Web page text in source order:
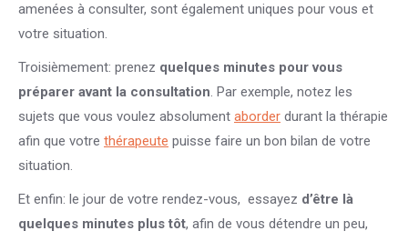
amenées à consulter, sont également uniques pour vous et
votre situation.
Troisièmement: prenez quelques minutes pour vous
préparer avant la consultation. Par exemple, notez les
sujets que vous voulez absolument aborder durant la thérapie
afin que votre thérapeute puisse faire un bon bilan de votre
situation.
Et enfin: le jour de votre rendez-vous, essayez d’être là
quelques minutes plus tôt, afin de vous détendre un peu,